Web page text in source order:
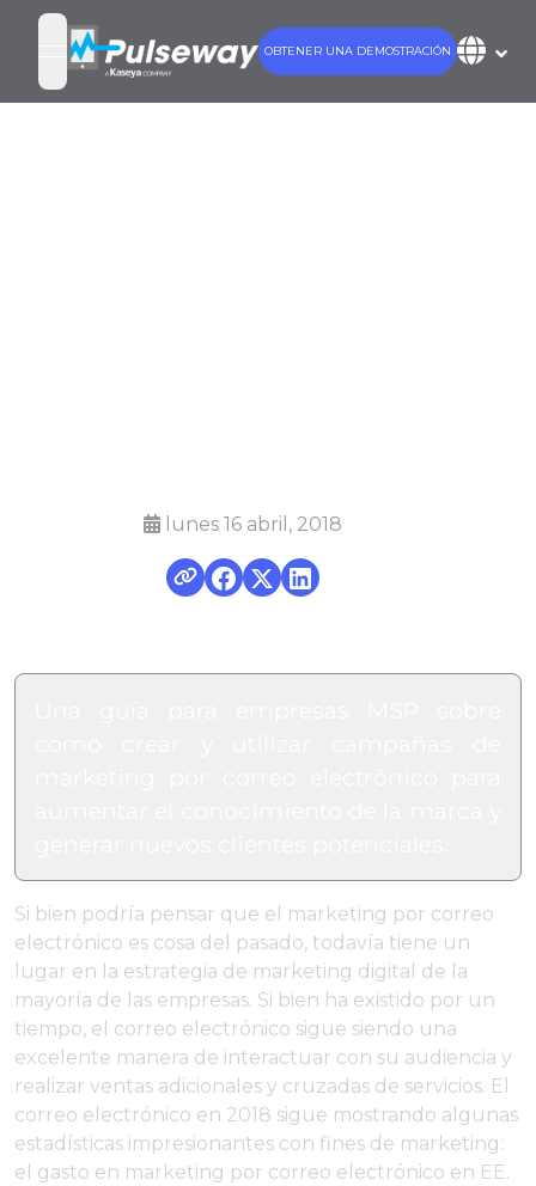
open navigation menu
OBTENER UNA DEMOSTRACIÓN
lunes 16 abril, 2018
Si bien podría pensar que el marketing por correo
electrónico es cosa del pasado, todavía tiene un
lugar en la estrategia de marketing digital de la
mayoría de las empresas. Si bien ha existido por un
tiempo, el correo electrónico sigue siendo una
excelente manera de interactuar con su audiencia y
realizar ventas adicionales y cruzadas de servicios. El
correo electrónico en 2018 sigue mostrando algunas
estadísticas impresionantes con fines de marketing:
el gasto en marketing por correo electrónico en EE.